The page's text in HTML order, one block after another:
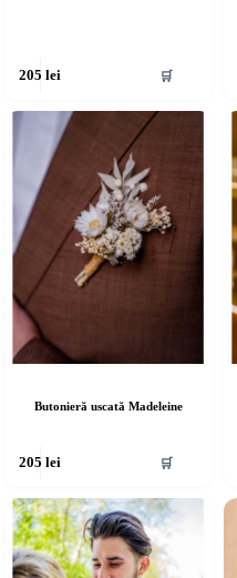
205lei 🛒
Butonieră uscată Madeleine
205lei 🛒